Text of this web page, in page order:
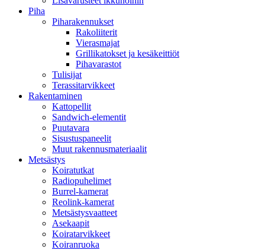
Piha
Piharakennukset
Rakoliiterit
Vierasmajat
Grillikatokset ja kesäkeittiöt
Pihavarastot
Tulisijat
Terassitarvikkeet
Rakentaminen
Kattopellit
Sandwich-elementit
Puutavara
Sisustuspaneelit
Muut rakennusmateriaalit
Metsästys
Koiratutkat
Radiopuhelimet
Burrel-kamerat
Reolink-kamerat
Metsästysvaatteet
Asekaapit
Koiratarvikkeet
Koiranruoka